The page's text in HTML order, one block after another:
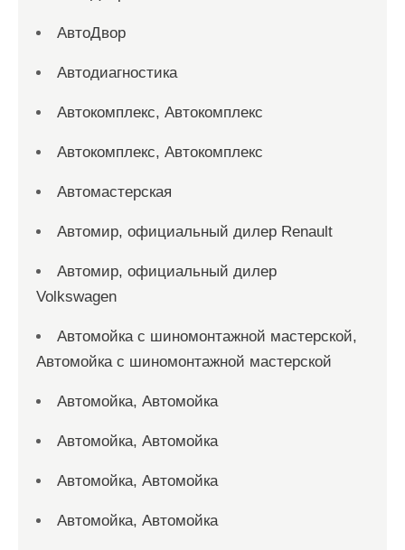
АвтоДвор
Автодиагностика
Автокомплекс, Автокомплекс
Автокомплекс, Автокомплекс
Автомастерская
Автомир, официальный дилер Renault
Автомир, официальный дилер
Volkswagen
Автомойка с шиномонтажной мастерской,
Автомойка с шиномонтажной мастерской
Автомойка, Автомойка
Автомойка, Автомойка
Автомойка, Автомойка
Автомойка, Автомойка